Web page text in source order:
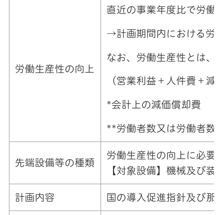
労働生産性の向上
直近の事業年度比で労働
→計画期間内における労
なお、労働生産性とは、
（営業利益＋人件費＋
*会計上の減価償却費
**労働者数又は労働者数
先端設備等の種類
労働生産性の向上に必
【対象設備】機械及び
計画内容 国の導入促進指針及び那